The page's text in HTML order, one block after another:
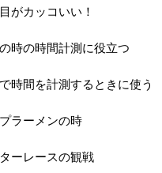
がカッコいい！
の時の時間計測に役立つ
時間を計測するときに使う
ラーメンの時
ーレースの観戦